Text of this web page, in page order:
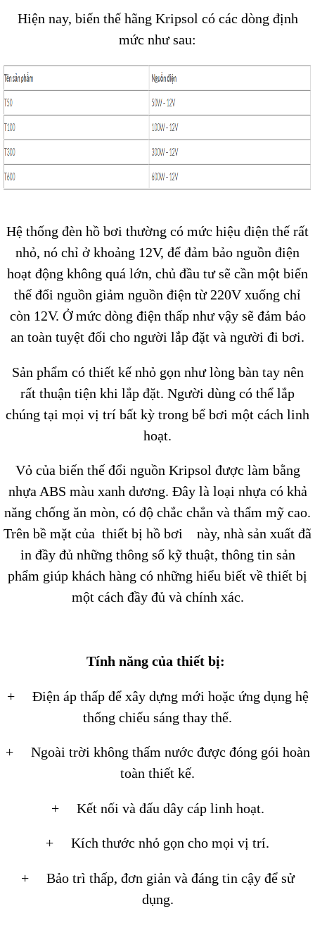
Hiện nay, biến thế hãng Kripsol có các dòng định
mức như sau:
Hệ thống đèn hồ bơi thường có mức hiệu điện thế rất
nhỏ, nó chỉ ở khoảng 12V, để đảm bảo nguồn điện
hoạt động không quá lớn, chủ đầu tư sẽ cần một biến
thế đổi nguồn giảm nguồn điện từ 220V xuống chỉ
còn 12V. Ở mức dòng điện thấp như vậy sẽ đảm bảo
an toàn tuyệt đối cho người lắp đặt và người đi bơi.
Sản phẩm có thiết kế nhỏ gọn như lòng bàn tay nên
rất thuận tiện khi lắp đặt. Người dùng có thể lắp
chúng tại mọi vị trí bất kỳ trong bể bơi một cách linh
hoạt.
Vỏ của biến thế đổi nguồn Kripsol được làm bằng
nhựa ABS màu xanh dương. Đây là loại nhựa có khả
năng chống ăn mòn, có độ chắc chắn và thẩm mỹ cao.
Trên bề mặt của thiết bị hồ bơi này, nhà sản xuất đã
in đầy đủ những thông số kỹ thuật, thông tin sản
phẩm giúp khách hàng có những hiểu biết về thiết bị
một cách đầy đủ và chính xác.
Tính năng của thiết bị:
+ Điện áp thấp để xây dựng mới hoặc ứng dụng hệ
thống chiếu sáng thay thế.
+ Ngoài trời không thấm nước được đóng gói hoàn
toàn thiết kế.
+ Kết nối và đấu dây cáp linh hoạt.
+ Kích thước nhỏ gọn cho mọi vị trí.
+ Bảo trì thấp, đơn giản và đáng tin cậy để sử
dụng.